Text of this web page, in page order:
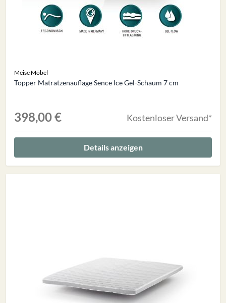
Meise Möbel
Topper Matratzenauflage Sence Ice Gel-Schaum 7 cm
398,00 € Kostenloser Versand*
Details anzeigen